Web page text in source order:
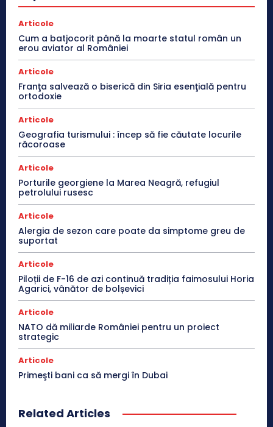
Articole
Cum a batjocorit până la moarte statul român un
erou aviator al României
Articole
Franţa salvează o biserică din Siria esenţială pentru
ortodoxie
Articole
Geografia turismului : încep să fie căutate locurile
răcoroase
Articole
Porturile georgiene la Marea Neagră, refugiul
petrolului rusesc
Articole
Alergia de sezon care poate da simptome greu de
suportat
Articole
Piloții de F-16 de azi continuă tradiția faimosului Horia
Agarici, vânător de bolșevici
Articole
NATO dă miliarde României pentru un proiect
strategic
Articole
Primeşti bani ca să mergi în Dubai
Related Articles